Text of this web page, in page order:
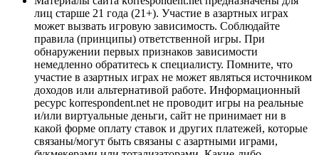
лиц старше 21 года (21+). Участие в азартных играх
может вызвать игровую зависимость. Соблюдайте
правила (принципы) ответственной игры. При
обнаружении первых признаков зависимости
немедленно обратитесь к специалисту. Помните, что
участие в азартных играх не может являться источником
доходов или альтернативой работе. Информационный
ресурс korrespondent.net не проводит игры на реальные
и/или виртуальные деньги, сайт не принимает ни в
какой форме оплату ставок и других платежей, которые
связаны/могут быть связаны с азартными играми,